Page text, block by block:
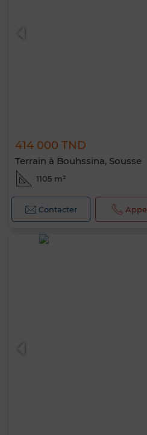
414 000 TND
Terrain à Bouhssina, Sousse
1105 m²
Contacter